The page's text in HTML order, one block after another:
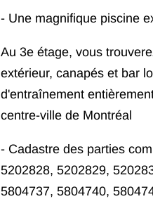
- Une magnifique piscine
Au 3e étage, vous
extérieur, canapés et bar
d'entraînement
centre-ville de Montréal
- Cadastre des parties
5202828, 5202829,
5804737, 5804740,